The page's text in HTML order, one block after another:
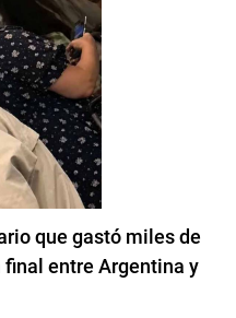
que gastó miles de
entre Argentina y